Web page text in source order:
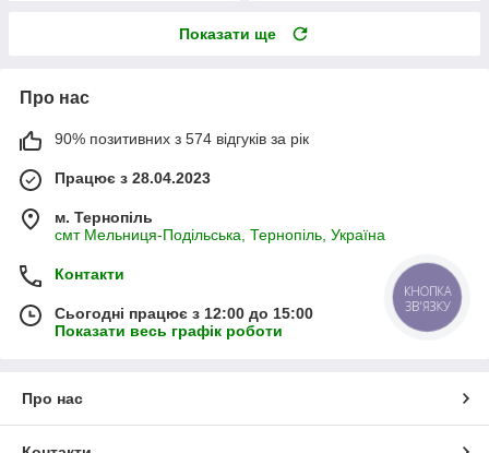
Показати ще
Про нас
90% позитивних з 574 відгуків за рік
Працює з 28.04.2023
м. Тернопіль
смт Мельниця-Подільська, Тернопіль, Україна
Контакти
Сьогодні працює з 12:00 до 15:00
Показати весь графік роботи
Про нас
КНОПКА
ЗВ'ЯЗКУ